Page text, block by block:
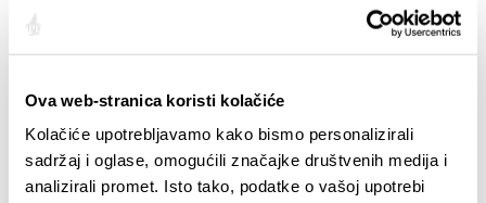
Ova web-stranica koristi kolačiće
Kolačiće upotrebljavamo kako bismo personalizirali
sadržaj i oglase, omogućili značajke društvenih medija i
analizirali promet. Isto tako, podatke o vašoj upotrebi